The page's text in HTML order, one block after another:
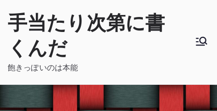
手当たり次第に書
くんだ
飽きっぽいのは本能